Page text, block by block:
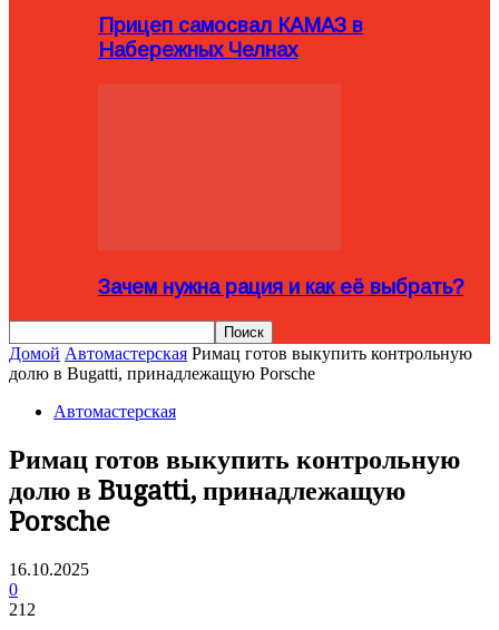
Прицеп самосвал КАМАЗ в
Набережных Челнах
Зачем нужна рация и как её выбрать?
Домой Автомастерская Римац готов выкупить контрольную
долю в Bugatti, принадлежащую Porsche
Автомастерская
Римац готов выкупить контрольную
долю в Bugatti, принадлежащую
Porsche
16.10.2025
0
212